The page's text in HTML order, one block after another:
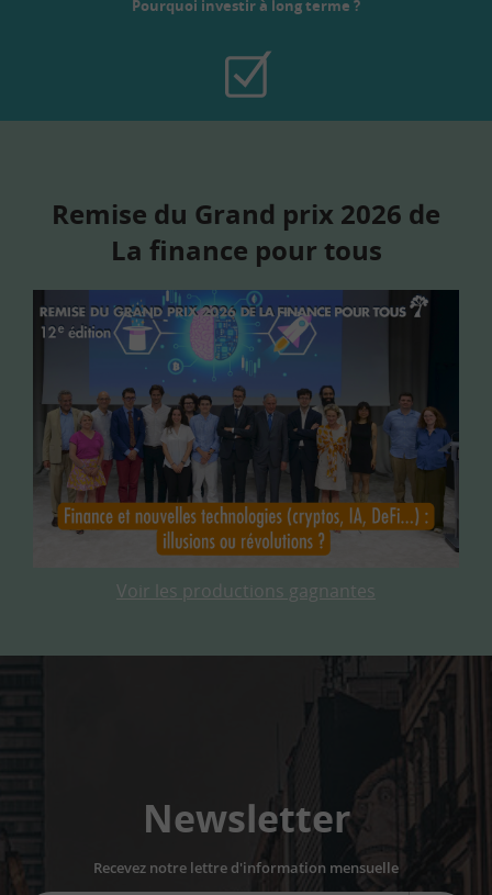
Pourquoi investir à long terme ?
Remise du Grand prix 2026 de
La finance pour tous
Voir les productions gagnantes
Newsletter
Recevez notre lettre d'information mensuelle